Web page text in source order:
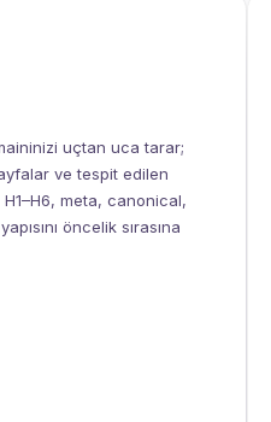
uçtan uca tarar;
ve tespit edilen
meta, canonical,
öncelik sırasına